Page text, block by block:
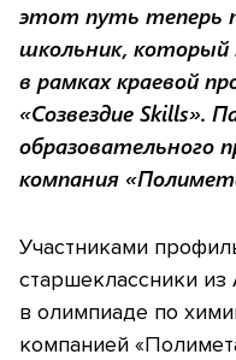
этот путь теперь
школьник, который
в рамках краевой
«Созвездие Skills».
образовательного
компания
Участниками
старшеклассники
в олимпиаде по
компанией